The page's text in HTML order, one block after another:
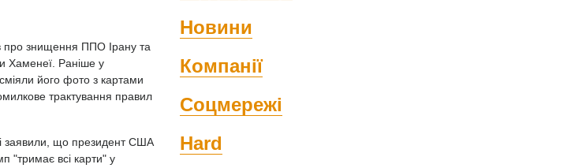
про знищення ППО Ірану та
Хаменеї. Раніше у
його фото з картами
трактування правил
заявили, що президент США
"тримає всі карти" у
Новини
Компанії
Соцмережі
Hard